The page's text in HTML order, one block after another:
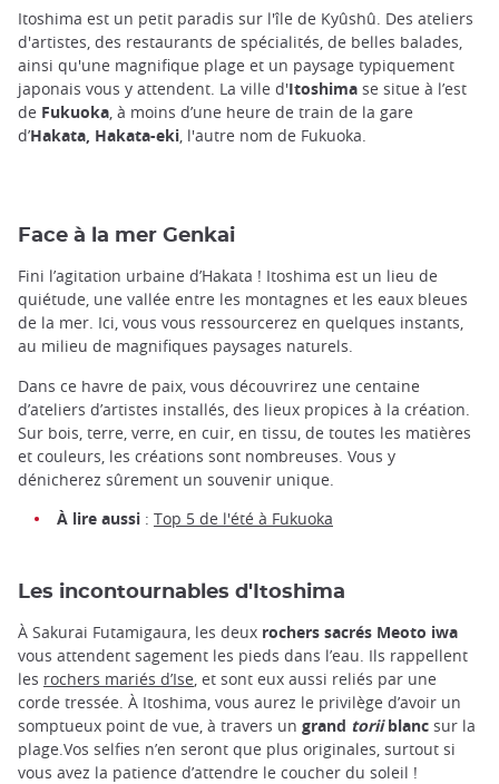
Itoshima est un petit paradis sur l'île de Kyûshû. Des ateliers
d'artistes, des restaurants de spécialités, de belles balades,
ainsi qu'une magnifique plage et un paysage typiquement
japonais vous y attendent. La ville d'Itoshima se situe à l’est
de Fukuoka, à moins d’une heure de train de la gare
d’Hakata, Hakata-eki, l'autre nom de Fukuoka.
Face à la mer Genkai
Fini l’agitation urbaine d’Hakata ! Itoshima est un lieu de
quiétude, une vallée entre les montagnes et les eaux bleues
de la mer. Ici, vous vous ressourcerez en quelques instants,
au milieu de magnifiques paysages naturels.
Dans ce havre de paix, vous découvrirez une centaine
d’ateliers d’artistes installés, des lieux propices à la création.
Sur bois, terre, verre, en cuir, en tissu, de toutes les matières
et couleurs, les créations sont nombreuses. Vous y
dénicherez sûrement un souvenir unique.
À lire aussi : Top 5 de l'été à Fukuoka
Les incontournables d'Itoshima
À Sakurai Futamigaura, les deux rochers sacrés Meoto iwa
vous attendent sagement les pieds dans l’eau. Ils rappellent
les rochers mariés d’Ise , et sont eux aussi reliés par une
corde tressée. À Itoshima, vous aurez le privilège d’avoir un
somptueux point de vue, à travers un grand toriiblanc sur la
plage.Vos selfies n’en seront que plus originales, surtout si
vous avez la patience d’attendre le coucher du soleil !